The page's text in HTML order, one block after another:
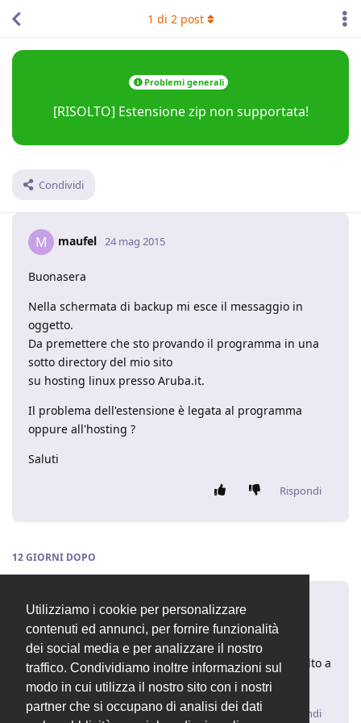
Utilizziamo i cookie per personalizzare
contenuti ed annunci, per fornire funzionalità
dei social media e per analizzare il nostro
traffico. Condividiamo inoltre informazioni sul
modo in cui utilizza il nostro sito con i nostri
partner che si occupano di analisi dei dati
Problemi generali
[RISOLTO] Estensione zip non supportata!
Condividi
1 di 2post
M maufel 24 mag 2015
Buonasera
Nella schermata di backup mi esce il messaggio in
oggetto.
Da premettere che sto provando il programma in una
sotto directory del mio sito
su hosting linux presso Aruba.it.
Il problema dell'estensione è legata al programma
oppure all'hosting ?
Saluti
Rispondi
12 GIORNI DOPO
fabiop82 5 giu 2015
ciao maufel
dipende dall'hosting, purtroppo non si può fare molto a
riguardo!
Rispondi